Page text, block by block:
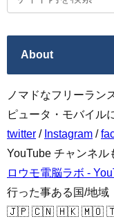
About
ノマドなフリーラン
ピュータ・モバイル
twitter / Instagram /
YouTube チャンネル
ロウモ電脳ラボ -
行った事ある国/地域
🇯🇵 🇨🇳 🇭🇰 🇲🇴